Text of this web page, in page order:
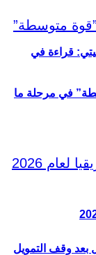
قراءة في
بعد وقف التمويل
في مرحلة ما